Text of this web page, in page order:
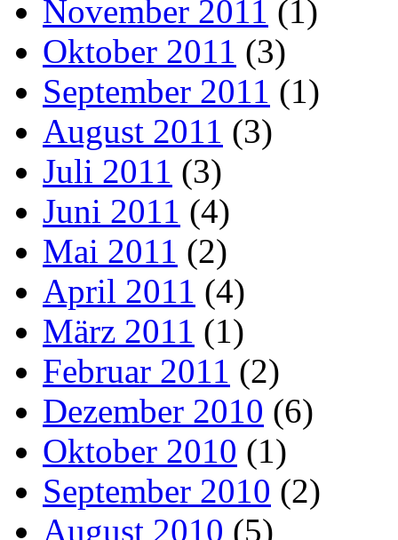
November 2011 (1)
Oktober 2011 (3)
September 2011 (1)
August 2011 (3)
Juli 2011 (3)
Juni 2011 (4)
Mai 2011 (2)
April 2011 (4)
März 2011 (1)
Februar 2011 (2)
Dezember 2010 (6)
Oktober 2010 (1)
September 2010 (2)
August 2010 (5)